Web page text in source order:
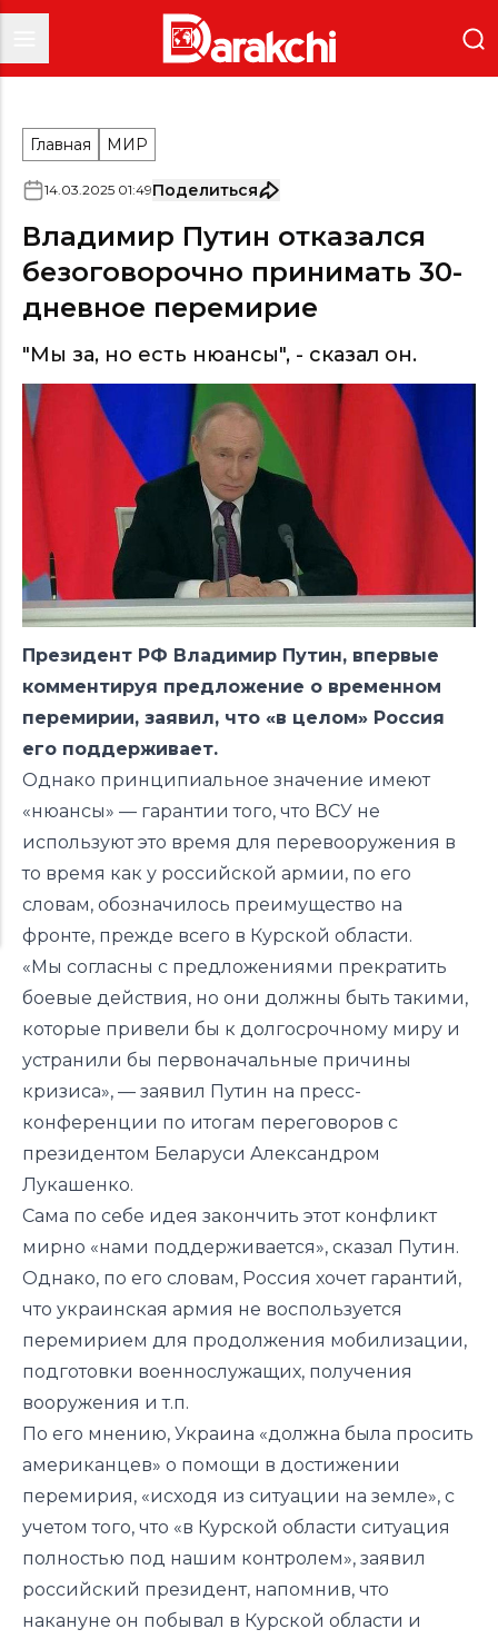
Главная МИР
14.03.2025 01:49Поделиться
Владимир Путин отказался
безоговорочно принимать 30-
дневное перемирие
"Мы за, но есть нюансы", - сказал он.
Президент РФ Владимир Путин, впервые
комментируя предложение о временном
перемирии, заявил, что «в целом» Россия
его поддерживает.
Однако принципиальное значение имеют
«нюансы» — гарантии того, что ВСУ не
используют это время для перевооружения в
то время как у российской армии, по его
словам, обозначилось преимущество на
фронте, прежде всего в Курской области.
«Мы согласны с предложениями прекратить
боевые действия, но они должны быть такими,
которые привели бы к долгосрочному миру и
устранили бы первоначальные причины
кризиса», — заявил Путин на пресс-
конференции по итогам переговоров с
президентом Беларуси Александром
Лукашенко.
Сама по себе идея закончить этот конфликт
мирно «нами поддерживается», сказал Путин.
Однако, по его словам, Россия хочет гарантий,
что украинская армия не воспользуется
перемирием для продолжения мобилизации,
подготовки военнослужащих, получения
вооружения и т.п.
По его мнению, Украина «должна была просить
американцев» о помощи в достижении
перемирия, «исходя из ситуации на земле», с
учетом того, что «в Курской области ситуация
полностью под нашим контролем», заявил
российский президент, напомнив, что
накануне он побывал в Курской области и